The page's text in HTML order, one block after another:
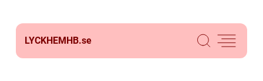
LYCKHEMHB.se